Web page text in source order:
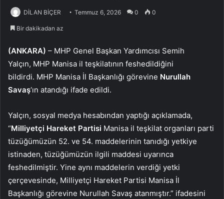
DİLAN BİÇER Temmuz 6, 2026 0 0
Bir dakikadan az
(ANKARA) – MHP Genel Başkan Yardımcısı Semih
Yalçın, MHP Manisa il teşkilatının feshedildiğini
bildirdi. MHP Manisa İl Başkanlığı görevine Nurullah
Savaş‘ın atandığı ifade edildi.
Yalçın, sosyal medya hesabından yaptığı açıklamada,
“Milliyetçi Hareket Partisi Manisa il teşkilat organları parti
tüzüğümüzün 52. ve 54. maddelerinin tanıdığı yetkiye
istinaden, tüzüğümüzün ilgili maddesi uyarınca
feshedilmiştir. Yine aynı maddelerin verdiği yetki
çerçevesinde, Milliyetçi Hareket Partisi Manisa İl
Başkanlığı görevine Nurullah Savaş atanmıştır.” ifadesini